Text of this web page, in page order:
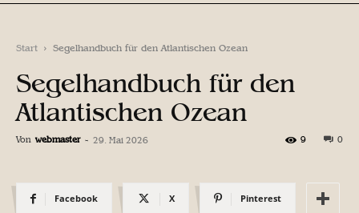
Start Segelhandbuch für den Atlantischen Ozean
Segelhandbuch für den
Atlantischen Ozean
Von webmaster - 29. Mai 2026 0
9
Facebook X Pinterest